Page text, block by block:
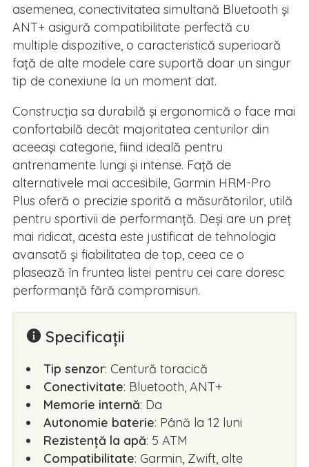
asemenea, conectivitatea simultană Bluetooth și
ANT+ asigură compatibilitate perfectă cu
multiple dispozitive, o caracteristică superioară
față de alte modele care suportă doar un singur
tip de conexiune la un moment dat.
Construcția sa durabilă și ergonomică o face mai
confortabilă decât majoritatea centurilor din
aceeași categorie, fiind ideală pentru
antrenamente lungi și intense. Față de
alternativele mai accesibile, Garmin HRM-Pro
Plus oferă o precizie sporită a măsurătorilor, utilă
pentru sportivii de performanță. Deși are un preț
mai ridicat, acesta este justificat de tehnologia
avansată și fiabilitatea de top, ceea ce o
plasează în fruntea listei pentru cei care doresc
performanță fără compromisuri.
Specificații
Tip senzor: Centură toracică
Conectivitate: Bluetooth, ANT+
Memorie internă: Da
Autonomie baterie: Până la 12 luni
Rezistență la apă: 5 ATM
Compatibilitate: Garmin, Zwift, alte